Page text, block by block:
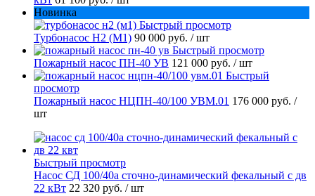
Новинка
Быстрый просмотр
Турбонасос Н2 (М1) 90 000 руб. / шт
Быстрый просмотр
Пожарный насос ПН-40 УВ 121 000 руб. / шт
Быстрый
просмотр
Пожарный насос НЦПН-40/100 УВМ.01 176 000 руб. /
шт
Быстрый просмотр
Насос СД 100/40а сточно-динамический фекальный с дв
22 кВт 22 320 руб. / шт